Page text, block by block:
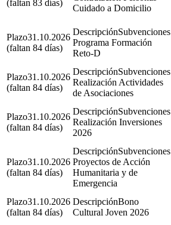
(faltan 83 días)
Cuidado a Domicilio
31.10.2026
(faltan 84 días)
Subvenciones
Programa Formación
Reto-D
31.10.2026
(faltan 84 días)
Subvenciones
Realización Actividades
de Asociaciones
31.10.2026
(faltan 84 días)
Subvenciones
Realización Inversiones
2026
31.10.2026
(faltan 84 días)
Subvenciones
Proyectos de Acción
Humanitaria y de
Emergencia
31.10.2026
(faltan 84 días)
Bono
Cultural Joven 2026